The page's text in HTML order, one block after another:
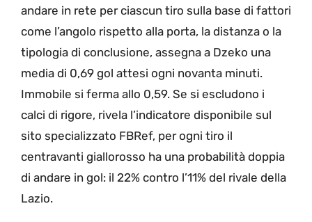
andare in rete per ciascun tiro sulla base di fattori
come l’angolo rispetto alla porta, la distanza o la
tipologia di conclusione, assegna a Dzeko una
media di 0,69 gol attesi ogni novanta minuti.
Immobile si ferma allo 0,59. Se si escludono i
calci di rigore, rivela l’indicatore disponibile sul
sito specializzato FBRef, per ogni tiro il
centravanti giallorosso ha una probabilità doppia
di andare in gol: il 22% contro l’11% del rivale della
Lazio.